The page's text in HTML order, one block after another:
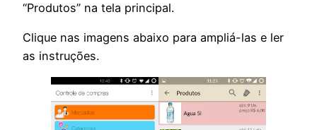
“Produtos” na tela principal.
Clique nas imagens abaixo para ampliá-las e ler
as instruções.